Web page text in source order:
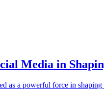
Media in
as a powerful force in